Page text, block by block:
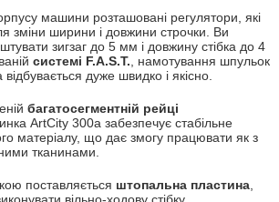
машини розташовані регулятори, які
зміни ширини і довжини строчки. Ви
зигзаг до 5 мм і довжину стібка до 4
системі F.A.S.T. , намотування шпульок
дуже швидко і якісно.
багатосегментній рейці
ArtCity 300a забезпечує стабільне
матеріалу, що дає змогу працювати як з
тканинами.
поставляється штопальна пластина